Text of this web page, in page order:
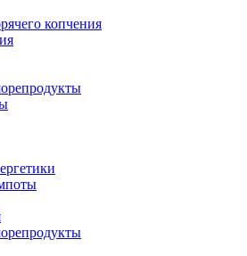
копчения